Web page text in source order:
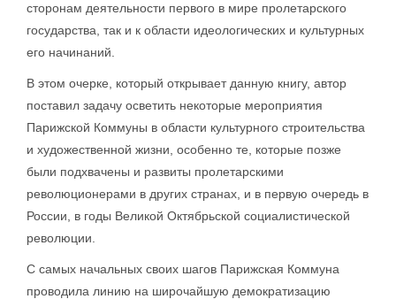
сторонам деятельности первого в мире пролетарского
государства, так и к области идеологических и культурных
его начинаний.
В этом очерке, который открывает данную книгу, автор
поставил задачу осветить некоторые мероприятия
Парижской Коммуны в области культурного строительства
и художественной жизни, особенно те, которые позже
были подхвачены и развиты пролетарскими
революционерами в других странах, и в первую очередь в
России, в годы Великой Октябрьской социалистической
революции.
С самых начальных своих шагов Парижская Коммуна
проводила линию на широчайшую демократизацию